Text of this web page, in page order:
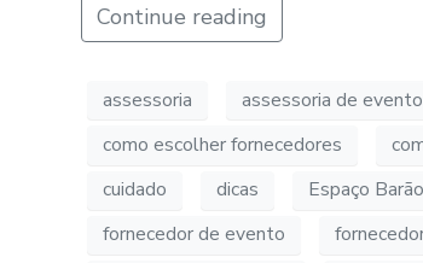
Continue reading
assessoria assessoria de
como escolher fornecedores
cuidado
dicas Espaço Barão
fornecedor de evento